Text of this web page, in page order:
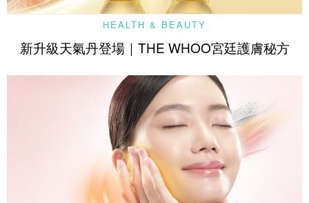
HEALTH & BEAUTY
新升級天氣丹登場｜THE WHOO宮廷護膚秘方